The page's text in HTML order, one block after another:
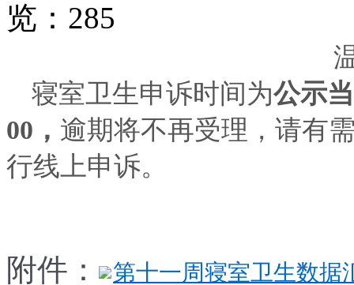
览： 285
寝室卫生申诉时间为公示
00， 逾期将不再受理，请有
行线上申诉。
附件： 第十一周寝室卫生数据